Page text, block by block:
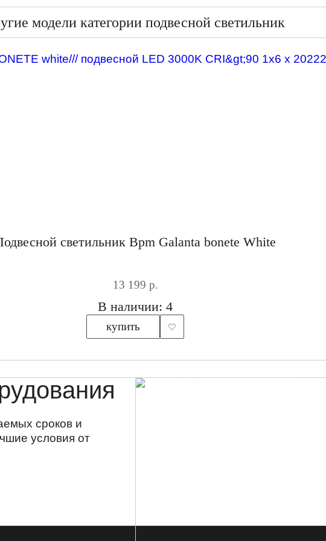
модели категории подвесной светильник
светильник Bpm Galanta bonete White
13 199 р.
В наличии: 4
купить
сроков и
условия от